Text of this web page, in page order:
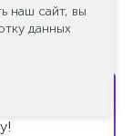
наш сайт, вы
данных